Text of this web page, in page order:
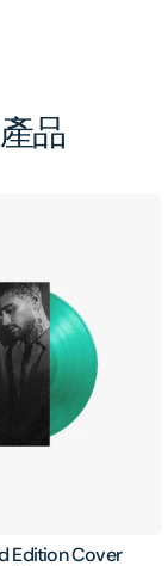
品
Edition Cover